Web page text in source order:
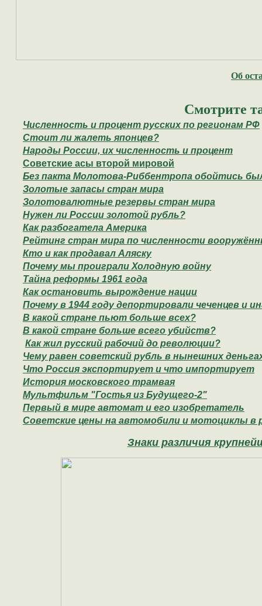
Об
Смотрите
Численность и процент русских по регионам РФ
Стоит ли жалеть японцев?
Народы России, их численность и процент
Советские асы второй мировой
Без пакта Молотова-Риббентропа обойтись
Золотые запасы стран мира
Золотовалютные резервы стран мира
Нужен ли России золотой рубль?
Как разбогатела Америка
Рейтинг стран мира по численности
Кто и как продавал Аляску
Почему мы проиграли Холодную войну
Тайна реформы 1961 года
Как остановить вырождение нации
Почему в 1944 году депортировали чеченцев и
В какой стране пьют больше всех?
В какой стране больше всего убийств?
Как жил русский рабочий до революции?
Чему равен советский рубль в нынешних
Что Россия экспортирует и что импортирует
История московского трамвая
Мультфильм "Гостья из Будущего-2"
Первый в мире автомат и его изобретатель
Советские цены на автомобили и мотоциклы в
Знаки различия